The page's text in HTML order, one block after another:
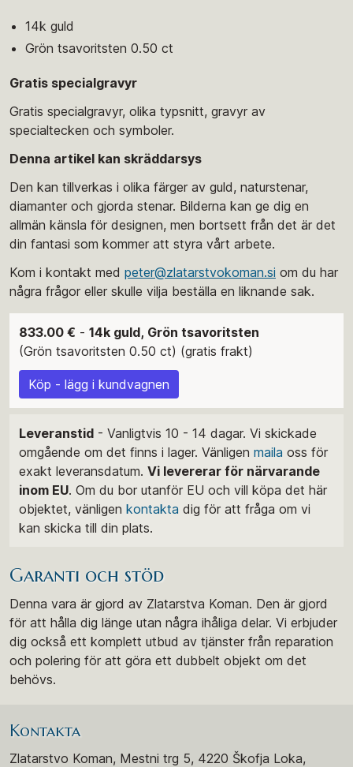
14k guld
Grön tsavoritsten 0.50 ct
Gratis specialgravyr
Gratis specialgravyr, olika typsnitt, gravyr av
specialtecken och symboler.
Denna artikel kan skräddarsys
Den kan tillverkas i olika färger av guld, naturstenar,
diamanter och gjorda stenar. Bilderna kan ge dig en
allmän känsla för designen, men bortsett från det är det
din fantasi som kommer att styra vårt arbete.
Kom i kontakt med peter@zlatarstvokoman.si om du har
några frågor eller skulle vilja beställa en liknande sak.
833.00 € - 14k guld, Grön tsavoritsten
(Grön tsavoritsten 0.50 ct) (gratis frakt)
Köp - lägg i kundvagnen
Leveranstid - Vanligtvis 10 - 14 dagar. Vi skickade
omgående om det finns i lager. Vänligen maila oss för
exakt leveransdatum. Vi levererar för närvarande
inom EU. Om du bor utanför EU och vill köpa det här
objektet, vänligen kontakta dig för att fråga om vi
kan skicka till din plats.
Garanti och stöd
Denna vara är gjord av Zlatarstva Koman. Den är gjord
för att hålla dig länge utan några ihåliga delar. Vi erbjuder
dig också ett komplett utbud av tjänster från reparation
och polering för att göra ett dubbelt objekt om det
behövs.
Kontakta
Zlatarstvo Koman, Mestni trg 5, 4220 Škofja Loka,